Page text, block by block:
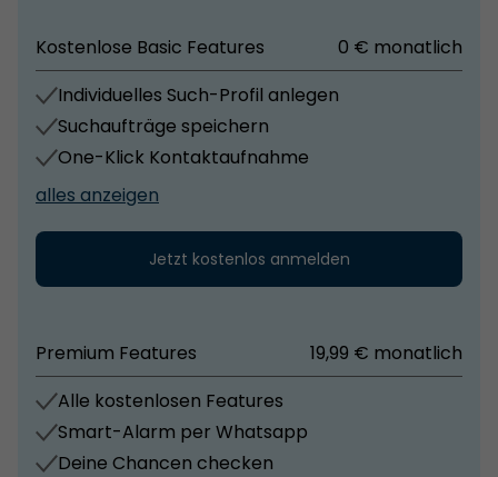
interessante Perspektiven für Investoren im
Gesundheitsbereich.
im Breisgau schnell erreichbar. Zudem liegt der
internationale Flughafen Karlsruhe/Baden-Baden
nur wenige Fahrminuten entfernt. Die Region
zeichnet sich durch eine hohe Lebensqualität,
nach medizinischen Dienstleistungen aus, wodurch
der Standort sowohl für Praxisbetreiber als auch für
Investoren besonders interessant ist.
Kostenlose Basic Features
0 € monatlich
Individuelles Such-Profil anlegen
Suchaufträge speichern
One-Klick Kontaktaufnahme
alles anzeigen
Jetzt kostenlos anmelden
Premium Features
19,99 € monatlich
Alle kostenlosen Features
Smart-Alarm per Whatsapp
Deine Chancen checken